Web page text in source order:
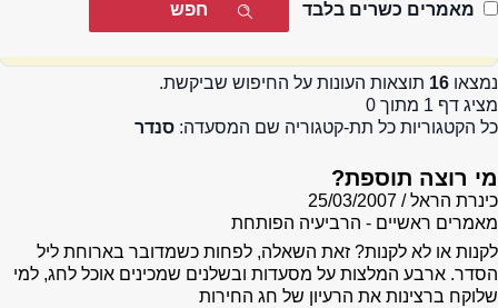
מאמרים כשרים בלבד
נמצאו 16 תוצאות העונות על החיפוש שביקשת.
מציג דף 1 מתוך 0
כל הקטגוריות כל תת-קטגוריה שם המסעדה: סנדר
מי רוצה תוספת?
כינרת הראל
25/03/2007
מאמרים ראשיים - הרביעיה הפותחת
לקנות או לא לקנות? זאת השאלה, לפחות כשמדובר בארוחת ליל
הסדר. ארבע המלצות על מסעדות ובשלנים שמכינים אוכל לחג, למי
שלוקח ברצינות את הרעיון של חג החירות